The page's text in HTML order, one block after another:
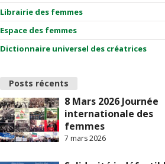
Librairie des femmes
Espace des femmes
Dictionnaire universel des créatrices
Posts récents
8 Mars 2026 Journée
internationale des
femmes
7 mars 2026